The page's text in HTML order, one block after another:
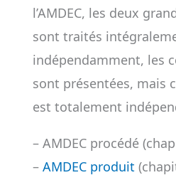
l’AMDEC, les deux
sont traités
indépendamment, les
sont présentées, mais
est totalement
– AMDEC procédé
– AMDEC produit